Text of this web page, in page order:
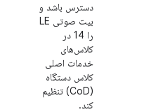
دسترس باشد و
بیت صوتی LE
را 14 در
کلاس‌های
خدمات اصلی
کلاس دستگاه
(CoD) تنظیم
کند.